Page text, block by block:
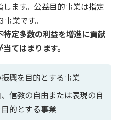
ます。公益目的事業は指定
業です。
定多数の利益を増進に貢献
てはまります。
興を目的とする事業
信教の自由または表現の自
的とする事業